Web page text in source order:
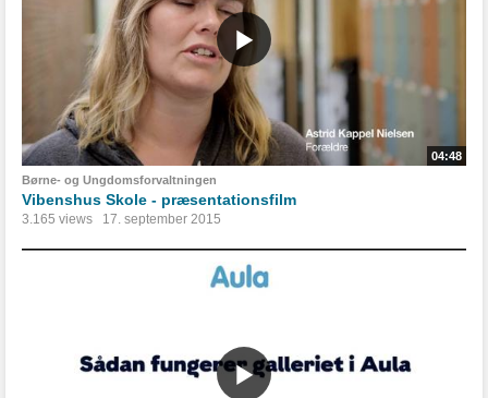
04:48
Børne- og Ungdomsforvaltningen
Vibenshus Skole - præsentationsfilm
3.165 views 17. september 2015